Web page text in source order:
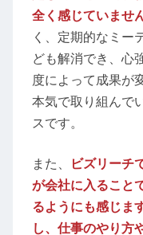
全く感じていませ
く、定期的なミー
ども解消でき、心
度によって成果が
本気で取り組んで
スです。
また、
ビズリーチ
が会社に入ること
るようにも感じま
し、仕事のやり方